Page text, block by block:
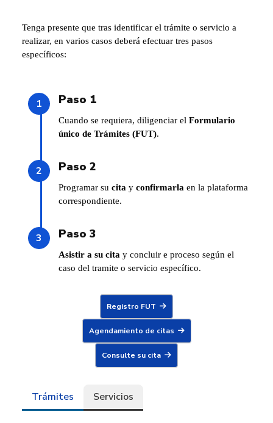
Tenga presente que tras identificar el trámite o servicio a
realizar, en varios casos deberá efectuar tres pasos
específicos:
Paso 1
Cuando se requiera, diligenciar el Formulario
único de Trámites (FUT).
Paso 2
Programar su cita y confirmarla en la plataforma
correspondiente.
Paso 3
Asistir a su cita y concluir e proceso según el
caso del tramite o servicio específico.
Registro FUT
Agendamiento de citas
Consulte su cita
Trámites Servicios